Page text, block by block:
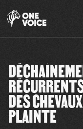
DES
PLAINTE